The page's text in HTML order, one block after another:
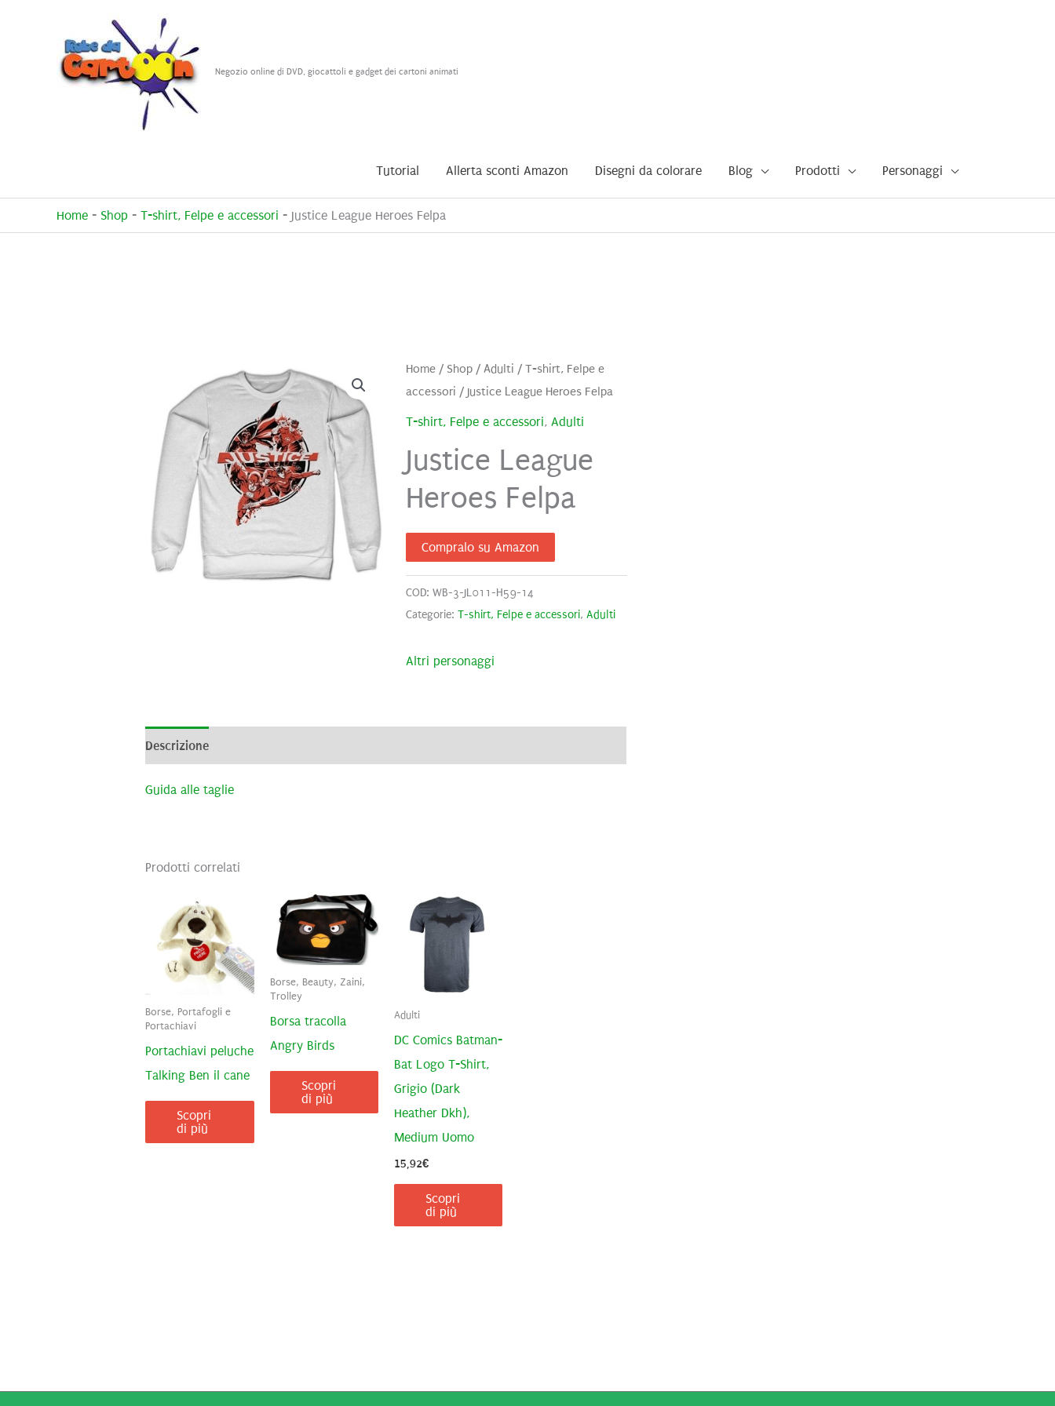
Negozio online di DVD, giocattoli e gadget dei cartoni animati
Tutorial Allerta sconti Amazon Disegni da colorare Blog Prodotti Personaggi
Home - Shop - T-shirt, Felpe e accessori - Justice League Heroes Felpa
Home/ Shop/ Adulti / T-shirt, Felpe e
accessori / Justice League Heroes Felpa
T-shirt, Felpe e accessori, Adulti
Justice League
Heroes Felpa
Compralo su Amazon
COD: WB-3-JL011-H59-14
Categorie: T-shirt, Felpe e accessori, Adulti
Altri personaggi
Descrizione
Guida alle taglie
Prodotti correlati
Borse, Portafogli e
Portachiavi
Portachiavi peluche
Talking Ben il cane
Scopri
di più
Borse, Beauty, Zaini,
Trolley
Borsa tracolla
Angry Birds
Scopri
di più
Adulti
DC Comics Batman-
Bat Logo T-Shirt,
Grigio (Dark
Heather Dkh),
Medium Uomo
15,92€
Scopri
di più